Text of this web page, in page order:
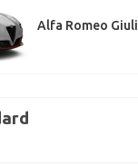
Alfa Romeo